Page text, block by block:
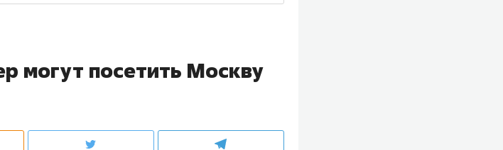
могут посетить Москву